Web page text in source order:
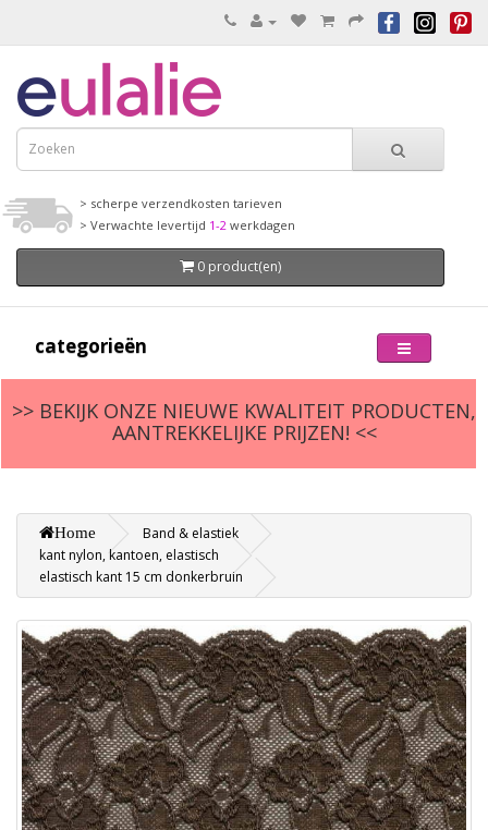
> scherpe verzendkosten tarieven
> Verwachte levertijd 1-2 werkdagen
0 product(en)
categorieën
>> BEKIJK ONZE NIEUWE KWALITEIT PRODUCTEN,
AANTREKKELIJKE PRIJZEN! <<
Home
Band & elastiek
kant nylon, kantoen, elastisch
elastisch kant 15 cm donkerbruin